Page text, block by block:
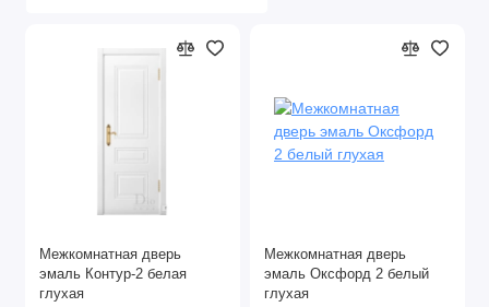
Межкомнатная дверь
эмаль Контур-2 белая
глухая
Межкомнатная дверь
эмаль Оксфорд 2 белый
глухая